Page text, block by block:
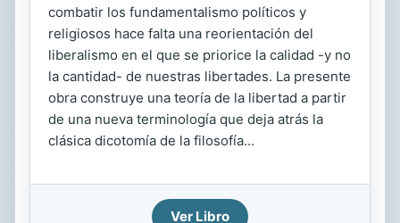
combatir los fundamentalismo políticos y
religiosos hace falta una reorientación del
liberalismo en el que se priorice la calidad -y no
la cantidad- de nuestras libertades. La presente
obra construye una teoría de la libertad a partir
de una nueva terminología que deja atrás la
clásica dicotomía de la filosofía...
Ver Libro